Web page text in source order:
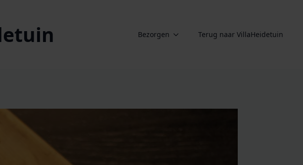
Bezorgen Terug naar VillaHeidetuin